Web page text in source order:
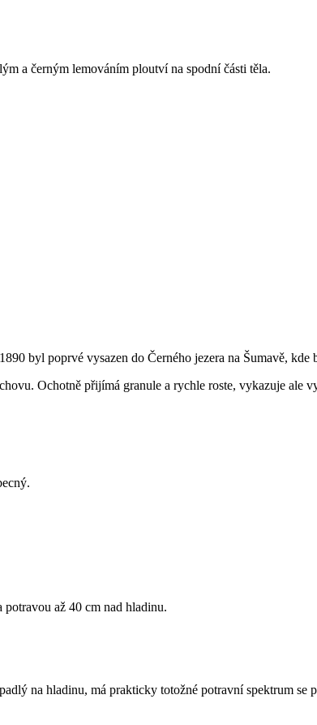
a černým lemováním ploutví na spodní části těla.
byl poprvé vysazen do Černého jezera na Šumavě, kde
Ochotně přijímá granule a rychle roste, vykazuje ale
až 40 cm nad hladinu.
na hladinu, má prakticky totožné potravní spektrum se